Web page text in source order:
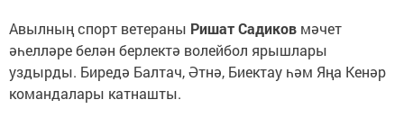
Авылның спорт ветераны Ришат Садиков мәчет
әһелләре белән берлектә волейбол ярышлары
уздырды. Биредә Балтач, Әтнә, Биектау һәм Яңа Кенәр
командалары катнашты.